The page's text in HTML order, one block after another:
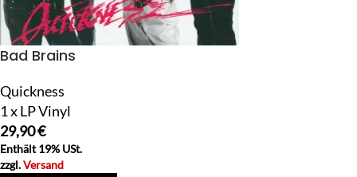
Bad Brains
Quickness
1 x LP Vinyl
29,90€
Enthält 19% USt.
zzgl.Versand